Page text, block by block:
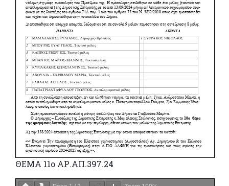
ΘΕΜΑ 11o ΑΡ.ΑΠ.397.24